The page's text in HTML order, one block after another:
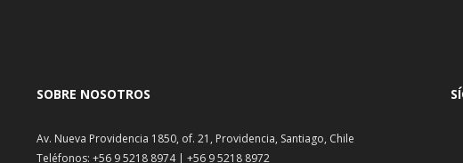
SOBRE NOSOTROS
Av. Nueva Providencia 1850, of. 21, Providencia, Santiago, Chile
Teléfonos: +56 9 5218 8974 | +56 9 5218 8972